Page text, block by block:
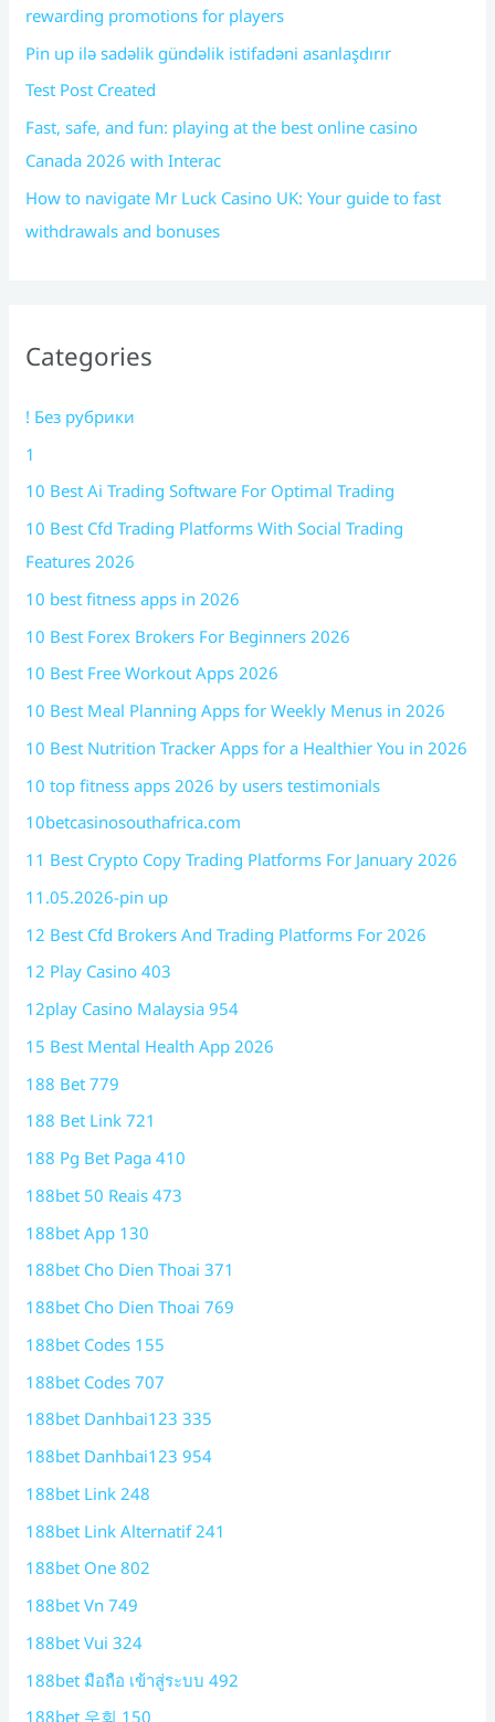
rewarding promotions for players
Pin up ilə sadəlik gündəlik istifadəni asanlaşdırır
Test Post Created
Fast, safe, and fun: playing at the best online casino
Canada 2026 with Interac
How to navigate Mr Luck Casino UK: Your guide to fast
withdrawals and bonuses
Categories
! Без рубрики
1
10 Best Ai Trading Software For Optimal Trading
10 Best Cfd Trading Platforms With Social Trading
Features 2026
10 best fitness apps in 2026
10 Best Forex Brokers For Beginners 2026
10 Best Free Workout Apps 2026
10 Best Meal Planning Apps for Weekly Menus in 2026
10 Best Nutrition Tracker Apps for a Healthier You in 2026
10 top fitness apps 2026 by users testimonials
10betcasinosouthafrica.com
11 Best Crypto Copy Trading Platforms For January 2026
11.05.2026-pin up
12 Best Cfd Brokers And Trading Platforms For 2026
12 Play Casino 403
12play Casino Malaysia 954
15 Best Mental Health App 2026
188 Bet 779
188 Bet Link 721
188 Pg Bet Paga 410
188bet 50 Reais 473
188bet App 130
188bet Cho Dien Thoai 371
188bet Cho Dien Thoai 769
188bet Codes 155
188bet Codes 707
188bet Danhbai123 335
188bet Danhbai123 954
188bet Link 248
188bet Link Alternatif 241
188bet One 802
188bet Vn 749
188bet Vui 324
188bet มือถือ เข้าสู่ระบบ 492
188bet 우회 150